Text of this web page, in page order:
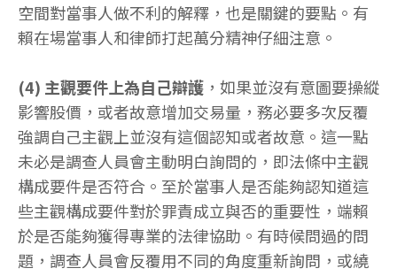
空間對當事人做不利的解釋，也是關鍵的要點。有
賴在場當事人和律師打起萬分精神仔細注意。
(4) 主觀要件上為自己辯護 ，如果並沒有意圖要操縱
影響股價，或者故意增加交易量，務必要多次反覆
強調自己主觀上並沒有這個認知或者故意。這一點
未必是調查人員會主動明白詢問的，即法條中主觀
構成要件是否符合。至於當事人是否能夠認知道這
些主觀構成要件對於罪責成立與否的重要性，端賴
於是否能夠獲得專業的法律協助。有時候問過的問
題，調查人員會反覆用不同的角度重新詢問，或繞